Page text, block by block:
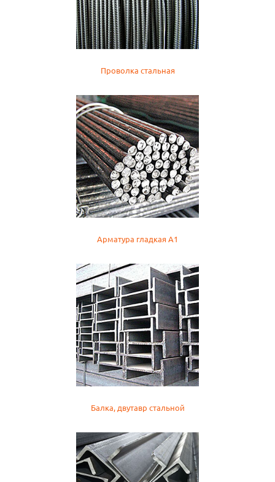
Проволка стальная
Арматура гладкая А1
Балка, двутавр стальной